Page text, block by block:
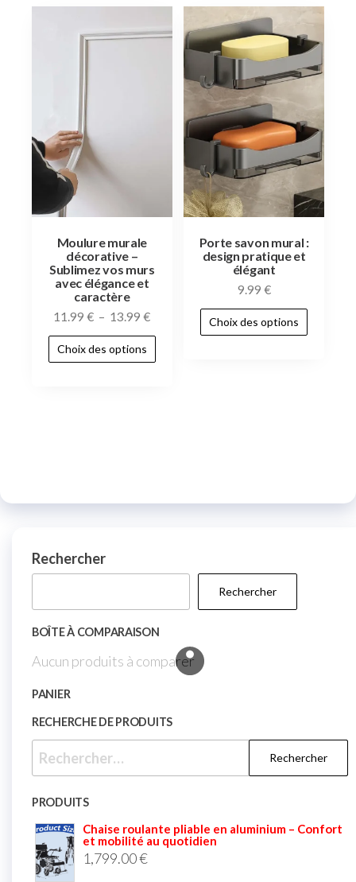
Moulure murale
décorative –
Sublimez vos murs
avec élégance et
caractère
11.99€ – 13.99€
Choix des options
Porte savon mural :
design pratique et
élégant
9.99 €
Choix des options
Rechercher
Rechercher
BOÎTE À COMPARAISON
Aucun produits à comparer
PANIER
RECHERCHE DE PRODUITS
PRODUITS
Chaise roulante pliable en aluminium – Confort
et mobilité au quotidien
1,799.00€